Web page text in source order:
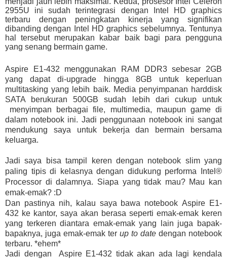
2955U ini sudah terintegrasi dengan Intel HD graphics
terbaru dengan peningkatan kinerja yang signifikan
dibanding dengan Intel HD graphics sebelumnya. Tentunya
hal tersebut merupakan kabar baik bagi para pengguna
yang senang bermain game.
Aspire E1-432 menggunakan RAM DDR3 sebesar 2GB
yang dapat di-upgrade hingga 8GB untuk keperluan
multitasking yang lebih baik. Media penyimpanan harddisk
SATA berukuran 500GB sudah lebih dari cukup untuk
menyimpan berbagai file, multimedia, maupun game di
dalam notebook ini. Jadi penggunaan notebook ini sangat
mendukung saya untuk bekerja dan bermain bersama
keluarga.
Jadi saya bisa tampil
keren dengan notebook slim yang
paling tipis di kelasnya dengan didukung performa Intel®
Processor di dalamnya. Siapa yang tidak mau? Mau kan
emak-emak? :D
Dan pastinya nih, kalau saya bawa notebookAspire E1-
432 ke kantor, saya akan berasa seperti emak-emak keren
yang terkeren diantara emak-emak yang lain juga bapak-
bapaknya, juga emak-emak ter up to date dengan notebook
terbaru. *ehem*
Jadi dengan Aspire E1-432 tidak akan ada lagi kendala